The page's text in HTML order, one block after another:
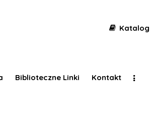
Katalog
Biblioteczne Linki Kontakt